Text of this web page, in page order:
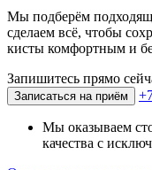
Мы подберём
сделаем всё, чтобы
кисты комфортным и
Запишитесь прямо
Записаться на приём
Мы оказываем
качества с